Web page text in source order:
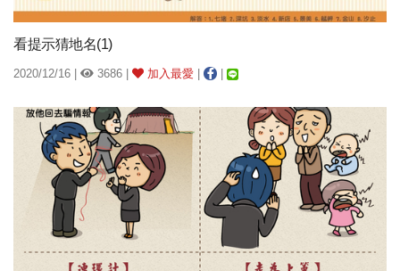
看提示猜地名(1)
2020/12/16 | 3686 | 加入最愛